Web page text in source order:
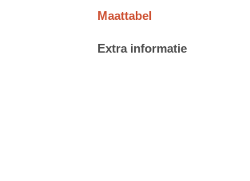
Maattabel
Extra informatie